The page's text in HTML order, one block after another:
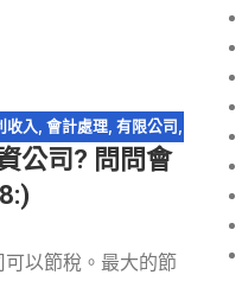
收入, 會計處理, 有限公司 ,
,股利收入 ,資產傳承 ,輕鬆
公司? 問問會
以節稅。最大的節